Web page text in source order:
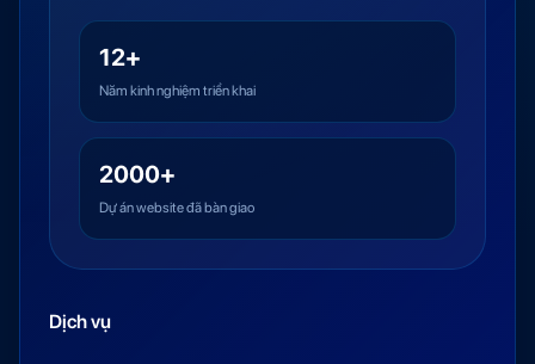
12+
Năm kinh nghiệm triển khai
2000+
Dự án website đã bàn giao
Dịch vụ